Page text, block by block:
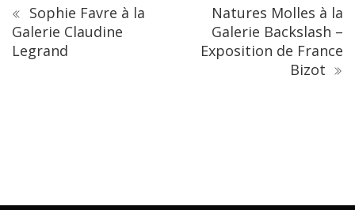
Sophie Favre à la
Galerie Claudine
Legrand
Natures Molles à la
Galerie Backslash –
Exposition de France
Bizot